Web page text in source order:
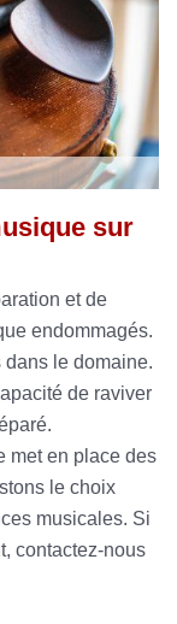
sur
et de
endommagés.
le domaine.
de raviver
met en place des
le choix
musicales. Si
contactez-nous